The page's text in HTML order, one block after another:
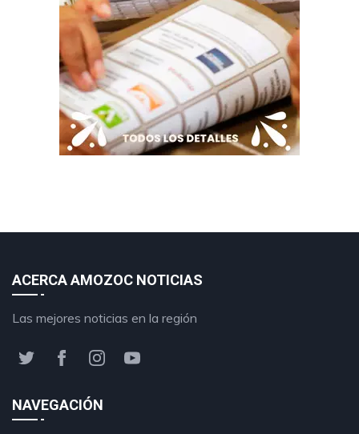
ACERCA AMOZOC NOTICIAS
Las mejores noticias en la región
NAVEGACIÓN